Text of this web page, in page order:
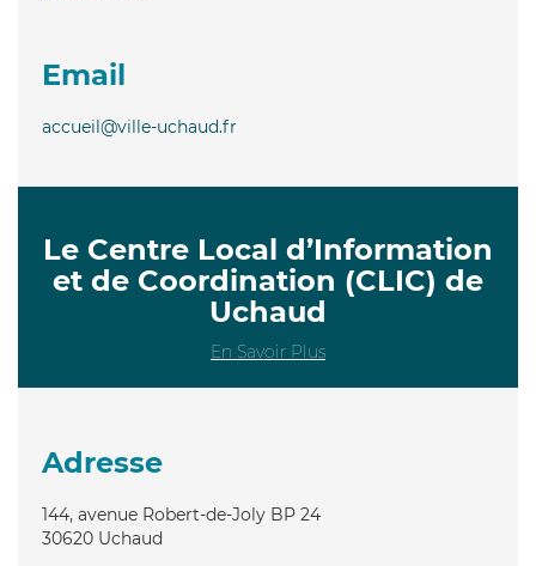
Email
accueil@ville-uchaud.fr
Le Centre Local d’Information
et de Coordination (CLIC) de
Uchaud
En Savoir Plus
Adresse
144, avenue Robert-de-Joly BP 24
30620 Uchaud